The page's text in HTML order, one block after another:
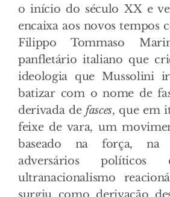
o início do século XX e
encaixa aos novos tempos
Filippo Tommaso
panfletário italiano que
ideologia que Mussolini
batizar com o nome de
derivada de fasces, que em
feixe de vara, um
baseado na força, na
adversários
ultranacionalismo